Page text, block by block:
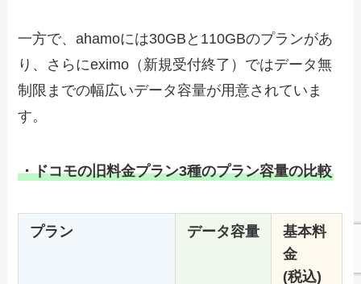
一方で、ahamoには30GBと110GBのプランがあ
り、さらにeximo（新規受付終了）ではデータ無
制限までの幅広いデータ容量が用意されていま
す。
・ドコモの旧料金プラン3種のプラン容量の比較
プラン データ容量
基本料
金
(税込)